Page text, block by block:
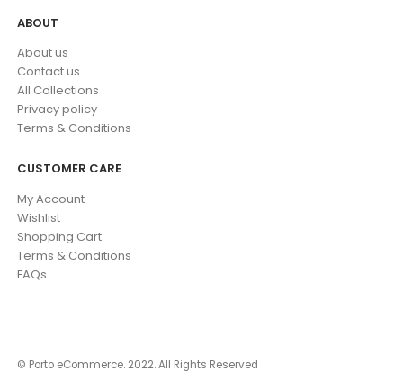
ABOUT
About us
Contact us
All Collections
Privacy policy
Terms & Conditions
CUSTOMER CARE
My Account
Wishlist
Shopping Cart
Terms & Conditions
FAQs
© Porto eCommerce. 2022. All Rights Reserved